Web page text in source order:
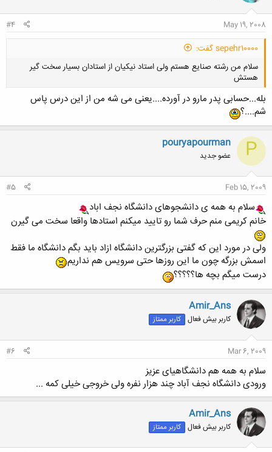
May 19, 2008
#4
sepehr10000 گفت:
سلام من رشته صنایع هستم ولی استاد نیکیان از استادان بسیار سخت گیر
هستش
کلیک کنید تا باز شود...
بله...حسابی پدر مارو در آورده....یعنی می شه من از این درس پاس
شم....؟
P
pouryapourman
عضو جدید
Feb 15, 2009
#5
سلام به همه ی دانشجوهای دانشگاه نجف اباد
خانم کریمی منم حرف شما رو تایید میکنم استادها واقعا سخت می گیرن
ولی در مورد این که گفتی بزرگترین دانشگاه ازاد باید بگم دانشگاه ما فقط
اسمش بزرگه چون ما این روزها حتی سرویس هم نداریم
درست میگم بچه ها؟؟؟؟؟
Amir_Ans
کاربر بیش فعال کاربر ممتاز
Mar 6, 2009
#6
سلام به همه هم دانشگاهیای عزیز
ورودی دانشگاه نجف آباد چند هزار نفره ولی خروجی خیلی کمه ...
Amir_Ans
کاربر بیش فعال کاربر ممتاز